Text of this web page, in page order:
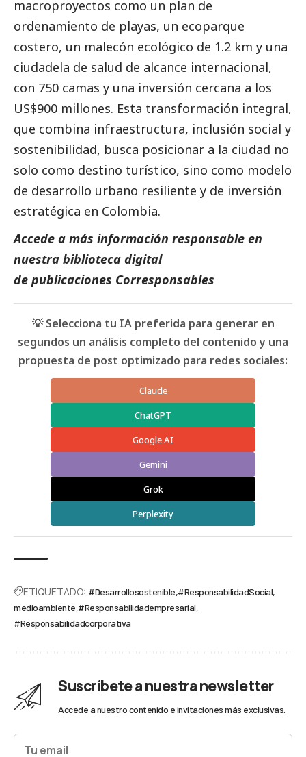
macroproyectos como un plan de
ordenamiento de playas, un ecoparque
costero, un malecón ecológico de 1.2 km y una
ciudadela de salud de alcance internacional,
con 750 camas y una inversión cercana a los
US$900 millones. Esta transformación integral,
que combina infraestructura, inclusión social y
sostenibilidad, busca posicionar a la ciudad no
solo como destino turístico, sino como modelo
de desarrollo urbano resiliente y de inversión
estratégica en Colombia.
Accede a más información responsable en
nuestra biblioteca digital
de publicaciones Corresponsables
💡 Selecciona tu IA preferida para generar en
segundos un análisis completo del contenido y una
propuesta de post optimizado para redes sociales:
Claude
ChatGPT
Google AI
Gemini
Grok
Perplexity
ETIQUETADO: #Desarrollosostenible #ResponsabilidadSocial
medioambiente #Responsabilidadempresarial
#Responsabilidadcorporativa
Suscríbete a nuestra newsletter
Accede a nuestro contenido e invitaciones más exclusivas.